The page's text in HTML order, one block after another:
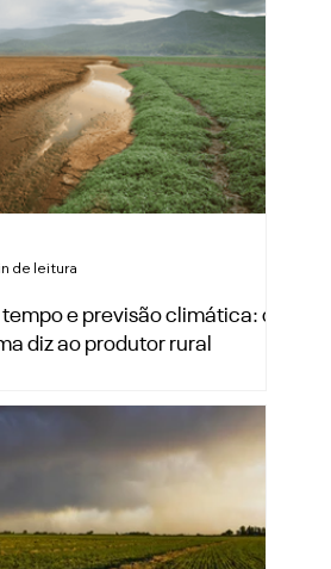
e previsão climática: o
diz ao produtor rural
de leitura